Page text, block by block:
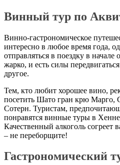
Винный тур по
Винно-гастрономическое
интересно в любое время года,
отправляться в поездку в начале
жарко, и есть силы
другое.
Тем, кто любит хорошее вино,
посетить Шато гран крю Марго,
Сотерн. Туристам,
понравятся винные туры в
Качественный алкоголь согреет
– не переборщите!
Гастрономический